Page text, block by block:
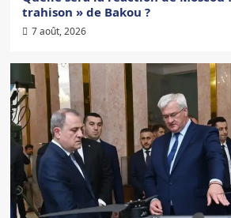
trahison » de Bakou ?
7 août, 2026